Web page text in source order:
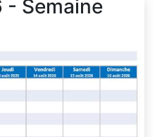
- Semaine